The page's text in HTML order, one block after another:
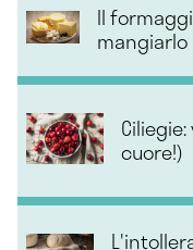
Il
cuore!)